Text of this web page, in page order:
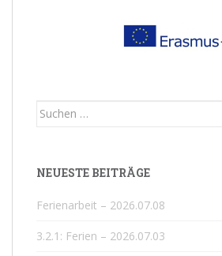
Suchen
NEUESTE BEITRÄGE
Ferienarbeit – 2026.07.08
3.2.1: Ferien – 2026.07.03